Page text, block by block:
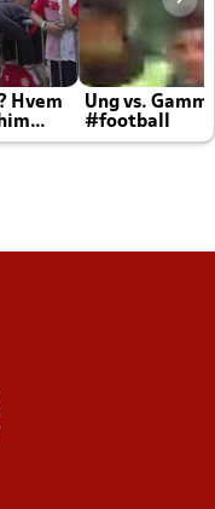
Hvem
Ung vs.
#football